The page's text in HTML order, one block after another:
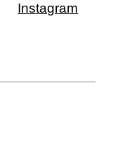
Instagram